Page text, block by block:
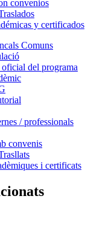
convenios
y certificados
Comuns
del programa
/ professionals
convenis
i certificats